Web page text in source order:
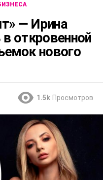
— Ирина
откровенной
нового
1.5k Просмотров